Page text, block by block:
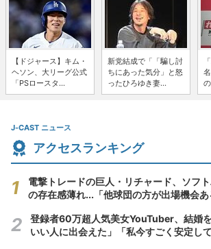
【ドジャース】キム・
ヘソン、大リーグ公式
「PSロースタ...
新党結成で「「騙し討
ちにあった気分」と怒
ったひろゆき妻...
J-CAST ニュース
アクセスランキング
電撃トレードの巨人・リチャード、ソフ
の存在感薄れ...「他球団の方が出場機会
登録者60万超人気美女YouTuber、結婚
いい人に出会えた」「私今すごく安定して